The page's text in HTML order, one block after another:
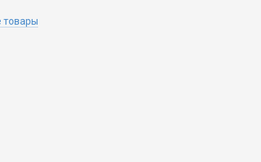
товары